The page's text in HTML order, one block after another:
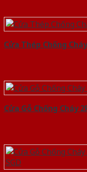
Cửa Thép Chống
Cửa Gỗ Chống Cháy